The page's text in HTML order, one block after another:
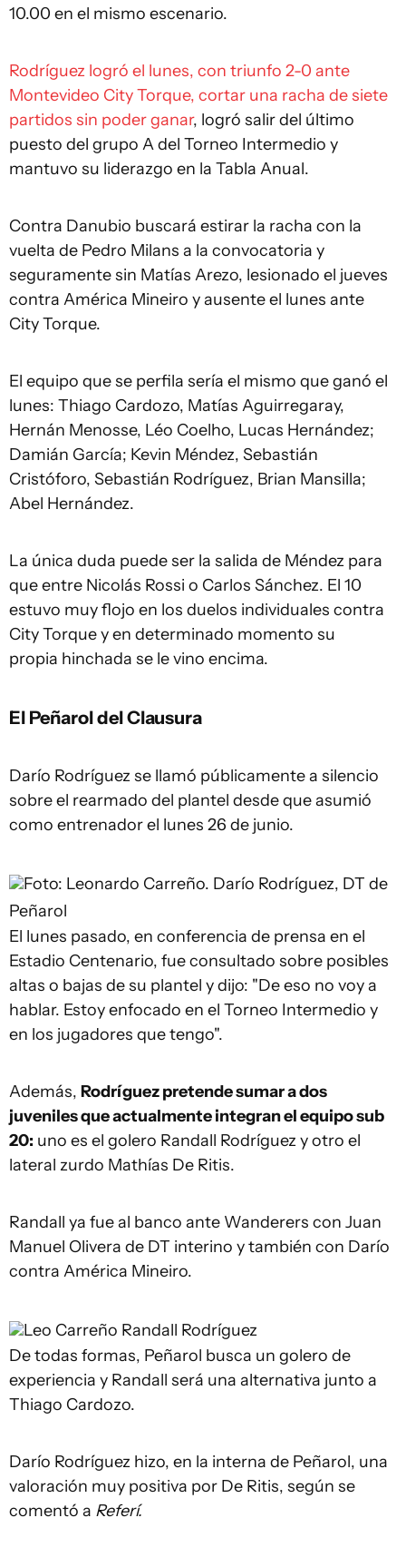
10.00 en el mismo escenario.
Rodríguez logró el lunes, con triunfo 2-0 ante
Montevideo City Torque, cortar una racha de siete
partidos sin poder ganar, logró salir del último
puesto del grupo A del Torneo Intermedio y
mantuvo su liderazgo en la Tabla Anual.
Contra Danubio buscará estirar la racha con la
vuelta de Pedro Milans a la convocatoria y
seguramente sin Matías Arezo, lesionado el jueves
contra América Mineiro y ausente el lunes ante
City Torque.
El equipo que se perfila sería el mismo que ganó el
lunes: Thiago Cardozo, Matías Aguirregaray,
Hernán Menosse, Léo Coelho, Lucas Hernández;
Damián García; Kevin Méndez, Sebastián
Cristóforo, Sebastián Rodríguez, Brian Mansilla;
Abel Hernández.
La única duda puede ser la salida de Méndez para
que entre Nicolás Rossi o Carlos Sánchez. El 10
estuvo muy flojo en los duelos individuales contra
City Torque y en determinado momento su
propia hinchada se le vino encima.
El Peñarol del Clausura
Darío Rodríguez se llamó públicamente a silencio
sobre el rearmado del plantel desde que asumió
como entrenador el lunes 26 de junio.
Foto: Leonardo Carreño. Darío Rodríguez, DT de
Peñarol
El lunes pasado, en conferencia de prensa en el
Estadio Centenario, fue consultado sobre posibles
altas o bajas de su plantel y dijo: "De eso no voy a
hablar. Estoy enfocado en el Torneo Intermedio y
en los jugadores que tengo".
Además, Rodríguez pretende sumar a dos
juveniles que actualmente integran el equipo sub
20: uno es el golero Randall Rodríguez y otro el
lateral zurdo Mathías De Ritis.
Randall ya fue al banco ante Wanderers con Juan
Manuel Olivera de DT interino y también con Darío
contra América Mineiro.
Leo Carreño Randall Rodríguez
De todas formas, Peñarol busca un golero de
experiencia y Randall será una alternativa junto a
Thiago Cardozo.
Darío Rodríguez hizo, en la interna de Peñarol, una
valoración muy positiva por De Ritis, según se
comentó a Referí.